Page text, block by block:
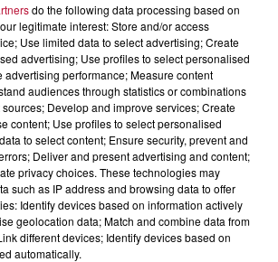
semaine Carré Vip sur RTS à 11h30
et entre 10h et 12h le samedi.
do the following data processing based on
legitimate interest: Store and/or access
Use limited data to select advertising; Create
advertising; Use profiles to select personalised
advertising performance; Measure content
audiences through statistics or combinations
Develop and improve services; Create
content; Use profiles to select personalised
to select content; Ensure security, prevent and
Deliver and present advertising and content;
privacy choices. These technologies may
such as IP address and browsing data to offer
Identify devices based on information actively
geolocation data; Match and combine data from
different devices; Identify devices based on
automatically.